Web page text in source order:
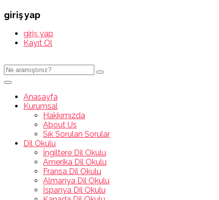
giriş yap
giriş yap
Kayıt Ol
Anasayfa
Kurumsal
Hakkımızda
About Us
Sık Sorulan Sorular
Dil Okulu
İngiltere Dil Okulu
Amerika Dil Okulu
Fransa Dil Okulu
Almanya Dil Okulu
İspanya Dil Okulu